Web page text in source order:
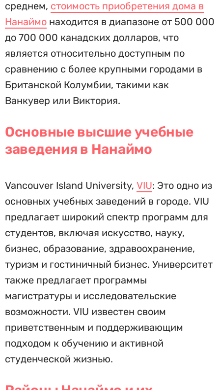
среднем, стоимость приобретения дома в
Нанаймо находится в диапазоне от 500 000
до 700 000 канадских долларов, что
является относительно доступным по
сравнению с более крупными городами в
Британской Колумбии, такими как
Ванкувер или Виктория.
Основные высшие учебные
заведения в Нанаймо
Vancouver Island University, VIU: Это одно из
основных учебных заведений в городе. VIU
предлагает широкий спектр программ для
студентов, включая искусство, науку,
бизнес, образование, здравоохранение,
туризм и гостиничный бизнес. Университет
также предлагает программы
магистратуры и исследовательские
возможности. VIU известен своим
приветственным и поддерживающим
подходом к обучению и активной
студенческой жизнью.